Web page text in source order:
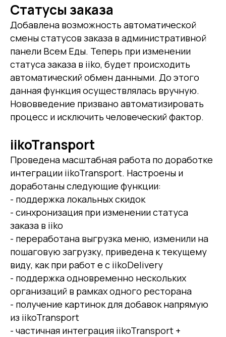
Статусы заказа
Добавлена возможность автоматической
смены статусов заказа в административной
панели Всем Еды. Теперь при изменении
статуса заказа в iiko, будет происходить
автоматический обмен данными. До этого
данная функция осуществлялась вручную.
Нововведение призвано автоматизировать
процесс и исключить человеческий фактор.
iikoTransport
Проведена масштабная работа по доработке
интеграции iikoTransport. Настроены и
доработаны следующие функции:
- поддержка локальных скидок
- синхронизация при изменении статуса
заказа в iiko
- переработана выгрузка меню, изменили на
пошаговую загрузку, приведена к текущему
виду, как при работ е с iikoDelivery
- поддержка одновременно нескольких
организаций в рамках одного ресторана
- получение картинок для добавок напрямую
из iikoTransport
- частичная интеграция iikoTransport +